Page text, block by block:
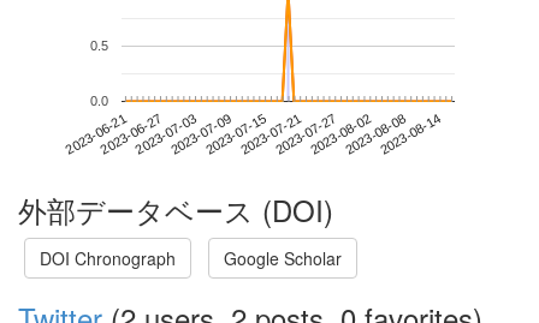
2023-06-212023-06-272023-07-032023-07-092023-07-152023-07-212023-07-272023-08-022023-08-082023-08-14
0.0
0.5
外部データベース (DOI)
DOI Chronograph Google Scholar